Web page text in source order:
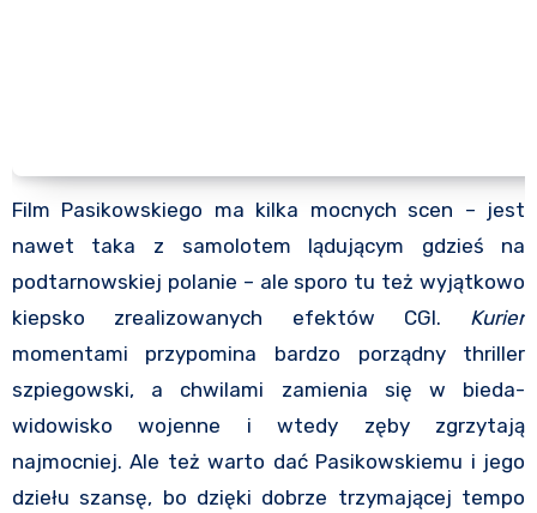
Film Pasikowskiego ma kilka mocnych scen – jest
nawet taka z samolotem lądującym gdzieś na
podtarnowskiej polanie – ale sporo tu też wyjątkowo
kiepsko zrealizowanych efektów CGI. Kurier
momentami przypomina bardzo porządny thriller
szpiegowski, a chwilami zamienia się w bieda-
widowisko wojenne i wtedy zęby zgrzytają
najmocniej. Ale też warto dać Pasikowskiemu i jego
dziełu szansę, bo dzięki dobrze trzymającej tempo